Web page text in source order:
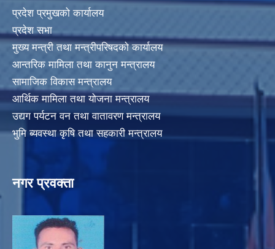
प्रदेश प्रमुखको कार्यालय
प्रदेश सभा
मुख्य मन्त्री तथा मन्त्रीपरिषदको कार्यालय
आन्तरिक मामिला तथा कानुन मन्त्रालय
सामाजिक विकास मन्त्रालय
आर्थिक मामिला तथा योजना मन्त्रालय
उद्यग पर्यटन वन तथा वातावरण मन्त्रालय
भुमि ब्यवस्था कृषि तथा सहकारी मन्त्रालय
नगर प्रवक्ता